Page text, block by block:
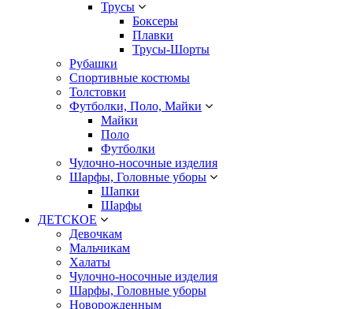
Трусы
Боксеры
Плавки
Трусы-Шорты
Рубашки
Спортивные костюмы
Толстовки
Футболки, Поло, Майки
Майки
Поло
Футболки
Чулочно-носочные изделия
Шарфы, Головные уборы
Шапки
Шарфы
ДЕТСКОЕ
Девочкам
Мальчикам
Халаты
Чулочно-носочные изделия
Шарфы, Головные уборы
Новорожденным